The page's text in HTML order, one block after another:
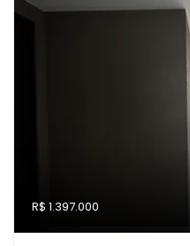
R$ 1.397.000